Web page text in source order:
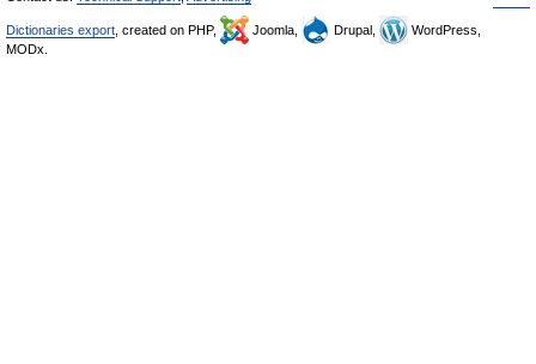
Dictionaries export , created on PHP, Joomla, Drupal,
WordPress,
MODx.